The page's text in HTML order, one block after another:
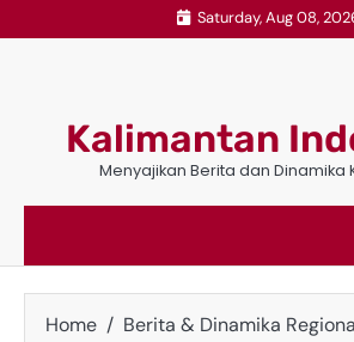
to
Saturday, Aug 08,
Kalimantan
Menyajikan Berita dan Dinamika
Home
Berita & Dinamika